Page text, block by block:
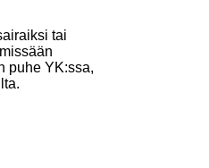
tai
puhe YK:ssa,